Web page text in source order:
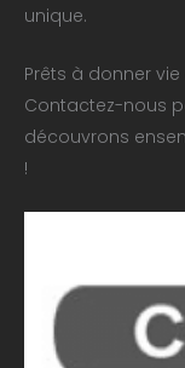
unique.
Prêts à donner
Contactez-nous
découvrons
!